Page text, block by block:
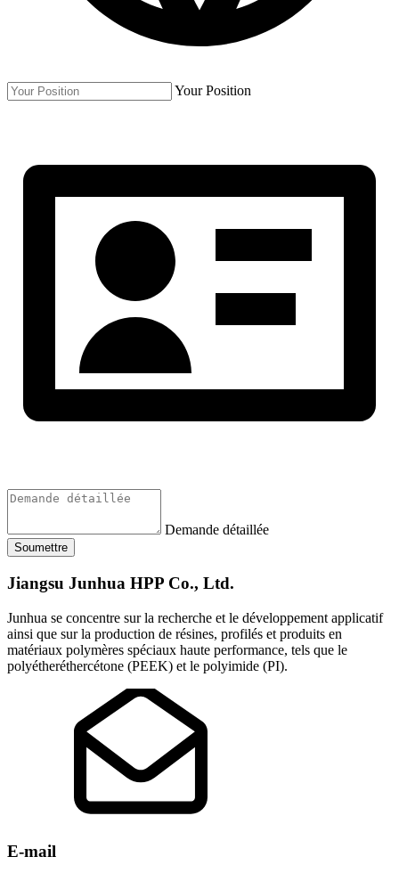
Your Position
Demande détaillée
Soumettre
Jiangsu Junhua HPP Co., Ltd.
Junhua se concentre sur la recherche et le développement applicatif
ainsi que sur la production de résines, profilés et produits en
matériaux polymères spéciaux haute performance, tels que le
polyétheréthercétone (PEEK) et le polyimide (PI).
E-mail